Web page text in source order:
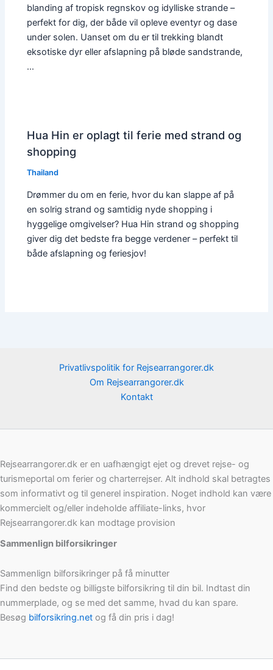
blanding af tropisk regnskov og idylliske strande –
perfekt for dig, der både vil opleve eventyr og dase
under solen. Uanset om du er til trekking blandt
eksotiske dyr eller afslapning på bløde sandstrande,
…
Hua Hin er oplagt til ferie med strand og
shopping
Thailand
Drømmer du om en ferie, hvor du kan slappe af på
en solrig strand og samtidig nyde shopping i
hyggelige omgivelser? Hua Hin strand og shopping
giver dig det bedste fra begge verdener – perfekt til
både afslapning og feriesjov!
Privatlivspolitik for Rejsearrangorer.dk
Om Rejsearrangorer.dk
Kontakt
Rejsearrangorer.dk er en uafhængigt ejet og drevet rejse- og
turismeportal om ferier og charterrejser. Alt indhold skal betragtes
som informativt og til generel inspiration. Noget indhold kan være
kommercielt og/eller indeholde affiliate-links, hvor
Rejsearrangorer.dk kan modtage provision
Sammenlign bilforsikringer
Sammenlign bilforsikringer på få minutter
Find den bedste og billigste bilforsikring til din bil. Indtast din
nummerplade, og se med det samme, hvad du kan spare.
Besøg bilforsikring.net og få din pris i dag!